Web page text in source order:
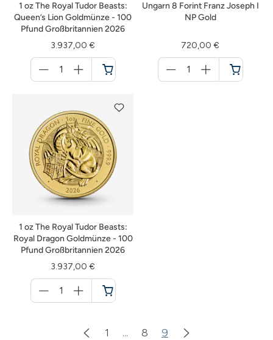
1 oz The Royal Tudor Beasts:
Queen’s Lion Goldmünze - 100
Pfund Großbritannien 2026
3.937,00 €
für
Warenkorb
Ungarn 8 Forint Franz Joseph I
NP Gold
720,00 €
für
Warenkorb
1 oz The Royal Tudor Beasts:
Royal Dragon Goldmünze - 100
Pfund Großbritannien 2026
3.937,00 €
für
Warenkorb
1 ... 8 9